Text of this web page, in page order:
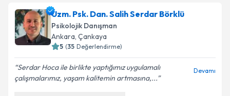
Uzm. Psk. Dan. Salih Serdar Börklü
Psikolojik Danışman
Ankara, Çankaya
5 (35 Değerlendirme)
Serdar Hoca ile birlikte yaptığımız uygulamalı
çalışmalarımız, yaşam kalitemin artmasına,...
Devamı